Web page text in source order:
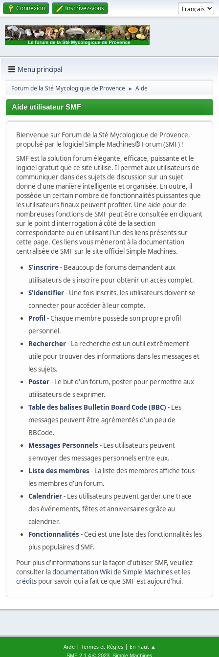
Connexion Inscrivez-vous
Menu principal
Forum de la Sté Mycologique de Provence ► Aide
Aide utilisateur SMF
Bienvenue sur Forum de la Sté Mycologique de Provence,
propulsé par le logiciel Simple Machines® Forum (SMF) !
SMF est la solution forum élégante, efficace, puissante et le
logiciel gratuit que ce site utilise. Il permet aux utilisateurs de
communiquer dans des sujets de discussion sur un sujet
donné d'une manière intelligente et organisée. En outre, il
possède un certain nombre de fonctionnalités puissantes que
les utilisateurs finaux peuvent profiter. Une aide pour de
nombreuses fonctions de SMF peut être consultée en cliquant
sur le point d'interrogation à côté de la section
correspondante ou en utilisant l'un des liens présents sur
cette page. Ces liens vous mèneront à la documentation
centralisée de SMF sur le site officiel Simple Machines.
S'inscrire- Beaucoup de forums demandent aux
utilisateurs de s'inscrire pour obtenir un accès complet.
S'identifier- Une fois inscrits, les utilisateurs doivent se
connecter pour accéder à leur compte.
Profil - Chaque membre possède son propre profil
personnel.
Rechercher- La recherche est un outil extrêmement
utile pour trouver des informations dans les messages et
les sujets.
Poster- Le but d'un forum, poster pour permettre aux
utilisateurs de s'exprimer.
Table des balises Bulletin Board Code (BBC) - Les
messages peuvent être agrémentés d'un peu de
BBCode.
Messages Personnels - Les utilisateurs peuvent
s'envoyer des messages personnels entre eux.
Liste des membres - La liste des membres affiche tous
les membres d'un forum.
Calendrier- Les utilisateurs peuvent garder une trace
des événements, fêtes et anniversaires grâce au
calendrier.
Fonctionnalités - Ceci est une liste des fonctionnalités les
plus populaires d'SMF.
Pour plus d'informations sur la façon d'utiliser SMF, veuillez
consulter ladocumentation Wiki de Simple Machineset les
crédits pour savoir qui a fait ce que SMF est aujourd'hui.
Aide| Termes et Règles| En haut ▲
SMF 2.1.4 © 2023 Simple Machines